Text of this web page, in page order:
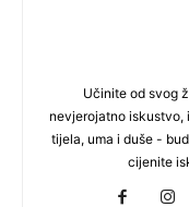
Učinite od svog
nevjerojatno iskustvo,
tijela, uma i duše -
cijenite